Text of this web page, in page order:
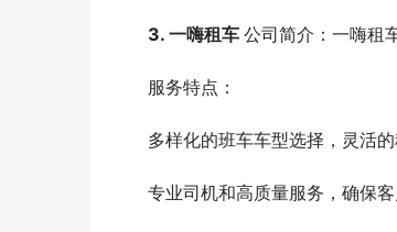
3. 一嗨租车 公司简介：一嗨租
服务特点：
多样化的班车车型选择，灵活的
专业司机和高质量服务，确保客